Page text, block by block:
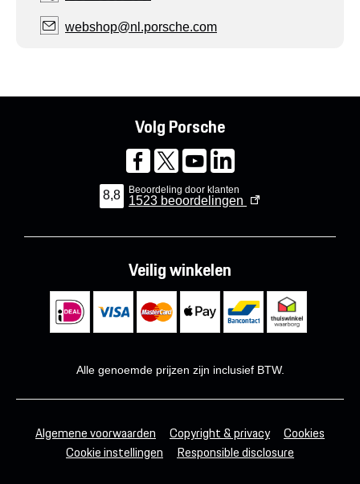
webshop@nl.porsche.com
Volg Porsche
8,8 Beoordeling door klanten
1523 beoordelingen
Veilig winkelen
Alle genoemde prijzen zijn inclusief BTW.
Algemene voorwaarden Copyright & privacy
Cookies
Cookie instellingen
Responsible disclosure